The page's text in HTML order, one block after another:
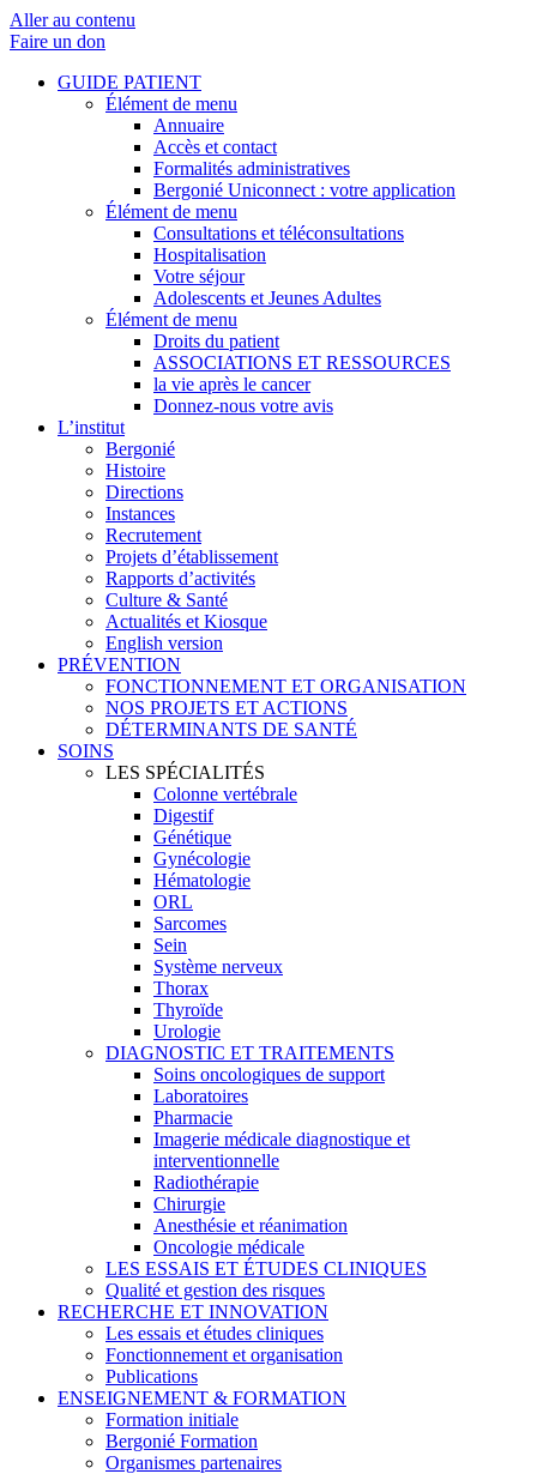
Aller au contenu
Faire un don
GUIDE PATIENT
Élément de menu
Annuaire
Accès et contact
Formalités administratives
Bergonié Uniconnect : votre application
Élément de menu
Consultations et téléconsultations
Hospitalisation
Votre séjour
Adolescents et Jeunes Adultes
Élément de menu
Droits du patient
ASSOCIATIONS ET RESSOURCES
la vie après le cancer
Donnez-nous votre avis
L’institut
Bergonié
Histoire
Directions
Instances
Recrutement
Projets d’établissement
Rapports d’activités
Culture & Santé
Actualités et Kiosque
English version
PRÉVENTION
FONCTIONNEMENT ET ORGANISATION
NOS PROJETS ET ACTIONS
DÉTERMINANTS DE SANTÉ
SOINS
LES SPÉCIALITÉS
Colonne vertébrale
Digestif
Génétique
Gynécologie
Hématologie
ORL
Sarcomes
Sein
Système nerveux
Thorax
Thyroïde
Urologie
DIAGNOSTIC ET TRAITEMENTS
Soins oncologiques de support
Laboratoires
Pharmacie
Imagerie médicale diagnostique et
interventionnelle
Radiothérapie
Chirurgie
Anesthésie et réanimation
Oncologie médicale
LES ESSAIS ET ÉTUDES CLINIQUES
Qualité et gestion des risques
RECHERCHE ET INNOVATION
Les essais et études cliniques
Fonctionnement et organisation
Publications
ENSEIGNEMENT & FORMATION
Formation initiale
Bergonié Formation
Organismes partenaires